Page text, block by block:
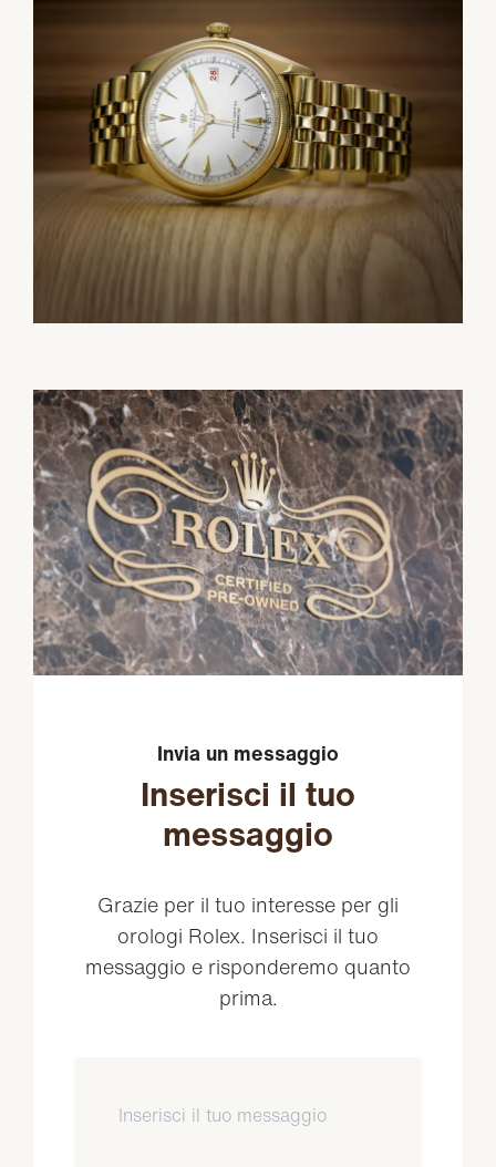
Invia un messaggio
Inserisci il tuo
messaggio
Grazie per il tuo interesse per gli
orologi Rolex. Inserisci il tuo
messaggio e risponderemo quanto
prima.